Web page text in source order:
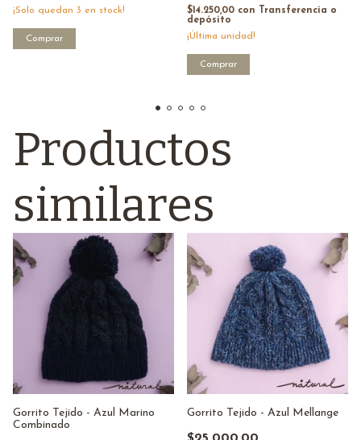
¡Solo quedan 3 en stock!
Comprar
$14.250,00 con
Transferencia o
depósito
¡Última unidad!
Comprar
Productos
similares
Gorrito Tejido - Azul Marino
Combinado
Gorrito Tejido - Azul Mellange